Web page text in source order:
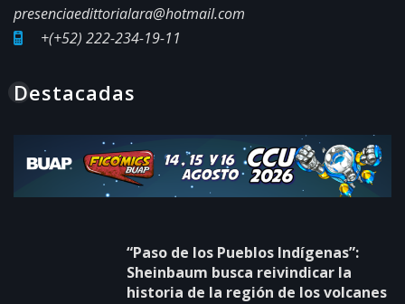
presenciaedittorialara@hotmail.com
+(+52) 222-234-19-11
Destacadas
“Paso de los Pueblos Indígenas”:
Sheinbaum busca reivindicar la
historia de la región de los volcanes